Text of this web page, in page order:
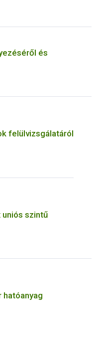
és
felülvizsgálatáról
szintű